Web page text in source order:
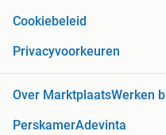
Cookiebeleid
Privacyvoorkeuren
Over MarktplaatsWerken
PerskamerAdevinta